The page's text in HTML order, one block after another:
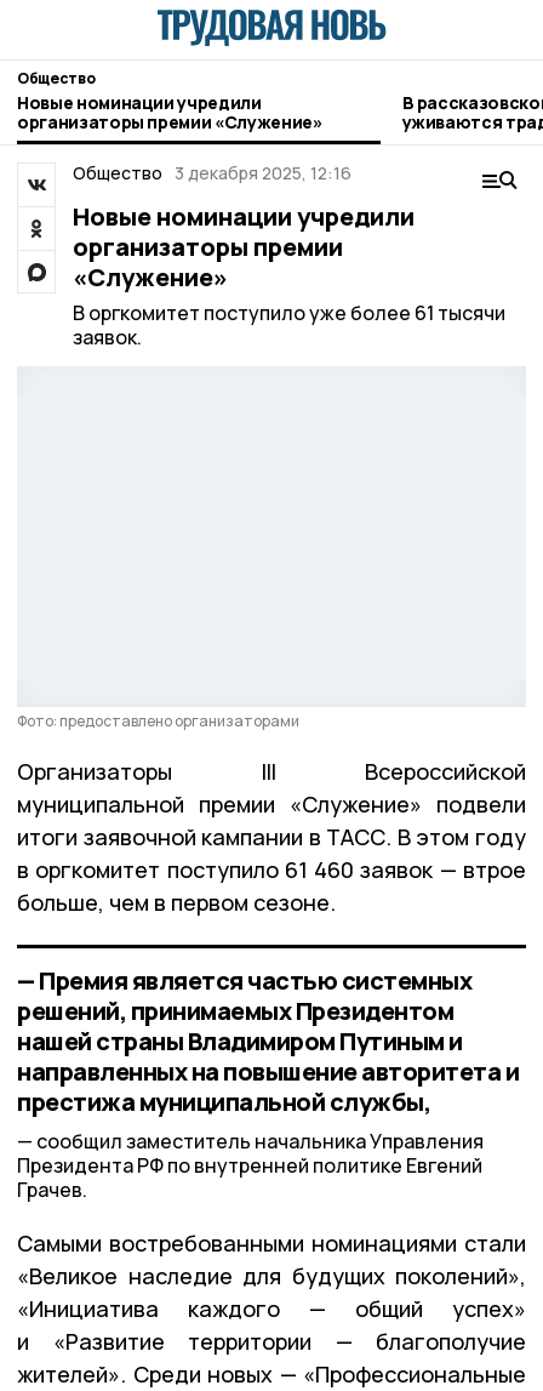
Общество
Новые номинации учредили
организаторы премии «Служение»
В рассказовской семье мирно
уживаются
чеченцев
Общество
3 декабря 2025, 12:16
Новые номинации учредили
организаторы премии
«Служение»
В оргкомитет поступило уже более 61 тысячи
заявок.
Фото: предоставлено организаторами
Организаторы III Всероссийской
муниципальной премии «Служение» подвели
итоги заявочной кампании в ТАСС. В этом году
в оргкомитет поступило 61 460 заявок — втрое
больше, чем в первом сезоне.
— Премия является частью системных
решений, принимаемых Президентом
нашей страны Владимиром Путиным и
направленных на повышение авторитета и
престижа муниципальной службы,
сообщил заместитель начальника Управления
Президента РФ по внутренней политике Евгений
Грачев.
Самыми востребованными номинациями стали
«Великое наследие для будущих поколений»,
«Инициатива каждого — общий успех»
и «Развитие территории — благополучие
жителей». Среди новых — «Профессиональные